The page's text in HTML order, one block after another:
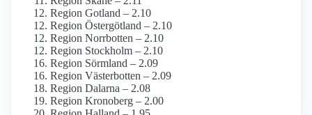
Region Gotland – 2.10
Region Östergötland – 2.10
Region Norrbotten – 2.10
Region Stockholm – 2.10
Region Sörmland – 2.09
Region Västerbotten – 2.09
Region Dalarna – 2.08
Region Kronoberg – 2.00